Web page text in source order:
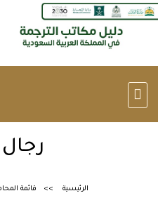
الرئيسية قائمة